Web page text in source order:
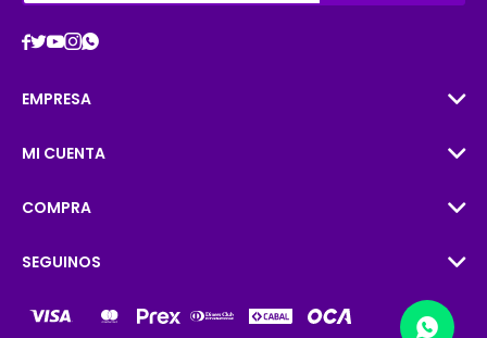

EMPRESA
MI CUENTA
COMPRA
SEGUINOS